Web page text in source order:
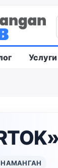
Услуги
НАМАНГАН